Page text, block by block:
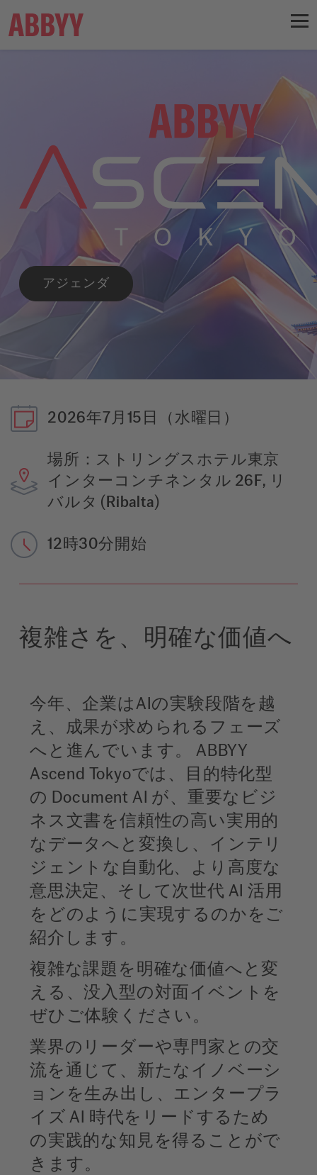
アジェンダ
2026年7月15日（水曜日）
場所：ストリングスホテル東京
インターコンチネンタル 26F, リ
バルタ (Ribalta)
12時30分開始
複雑さを、明確な価値へ
今年、企業はAIの実験段階を越
え、成果が求められるフェーズ
へと進んでいます。 ABBYY
Ascend Tokyoでは、目的特化型
の Document AI が、重要なビジ
ネス文書を信頼性の高い実用的
なデータへと変換し、インテリ
ジェントな自動化、より高度な
意思決定、そして次世代 AI 活用
をどのように実現するのかをご
紹介します。
複雑な課題を明確な価値へと変
える、没入型の対面イベントを
ぜひご体験ください。
業界のリーダーや専門家との交
流を通じて、新たなイノベーシ
ョンを生み出し、エンタープラ
イズ AI 時代をリードするため
の実践的な知見を得ることがで
きます。